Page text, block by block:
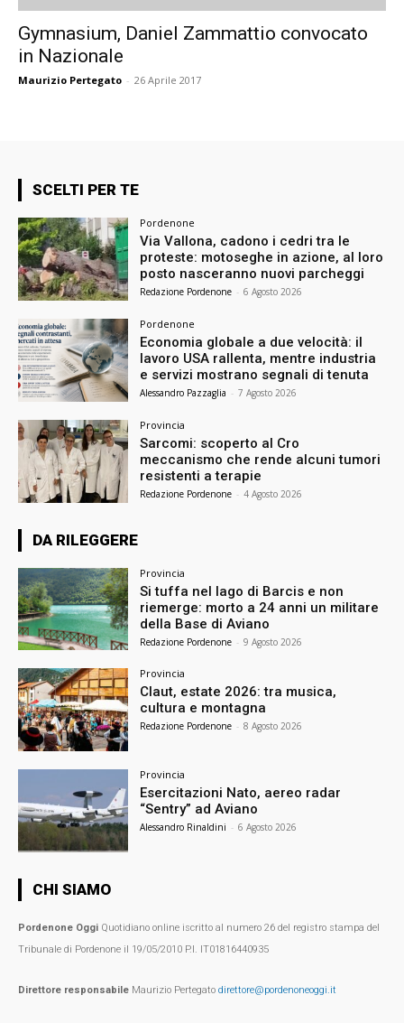
Gymnasium, Daniel Zammattio convocato
in Nazionale
Maurizio Pertegato - 26 Aprile 2017
SCELTI PER TE
Pordenone
Via Vallona, cadono i cedri tra le
proteste: motoseghe in azione, al loro
posto nasceranno nuovi parcheggi
Redazione Pordenone - 6 Agosto 2026
Pordenone
Economia globale a due velocità: il
lavoro USA rallenta, mentre industria
e servizi mostrano segnali di tenuta
Alessandro Pazzaglia - 7 Agosto 2026
Provincia
Sarcomi: scoperto al Cro
meccanismo che rende alcuni tumori
resistenti a terapie
Redazione Pordenone - 4 Agosto 2026
DA RILEGGERE
Provincia
Si tuffa nel lago di Barcis e non
riemerge: morto a 24 anni un militare
della Base di Aviano
Redazione Pordenone - 9 Agosto 2026
Provincia
Claut, estate 2026: tra musica,
cultura e montagna
Redazione Pordenone - 8 Agosto 2026
Provincia
Esercitazioni Nato, aereo radar
“Sentry” ad Aviano
Alessandro Rinaldini - 6 Agosto 2026
CHI SIAMO
Pordenone Oggi Quotidiano online iscritto al numero 26 del registro stampa del
Tribunale di Pordenone il 19/05/2010 P.I. IT01816440935
Direttore responsabile Maurizio Pertegato direttore@pordenoneoggi.it